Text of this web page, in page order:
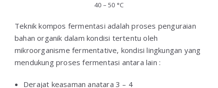
40 – 50 °C
Teknik kompos fermentasi adalah proses penguraian
bahan organik dalam kondisi tertentu oleh
mikroorganisme fermentative, kondisi lingkungan yang
mendukung proses fermentasi antara lain :
Derajat keasaman anatara 3 – 4